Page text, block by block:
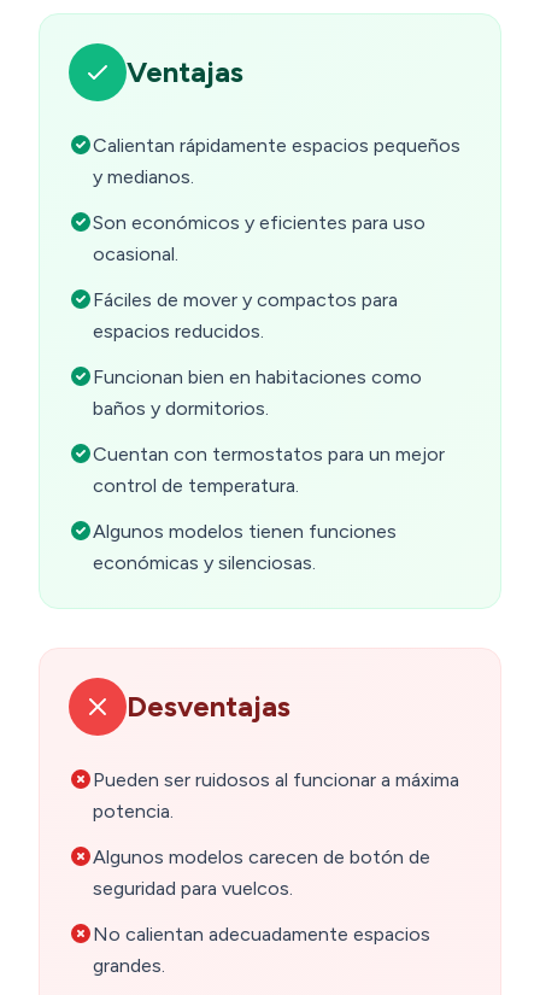
Ventajas
Calientan rápidamente espacios pequeños
y medianos.
Son económicos y eficientes para uso
ocasional.
Fáciles de mover y compactos para
espacios reducidos.
Funcionan bien en habitaciones como
baños y dormitorios.
Cuentan con termostatos para un mejor
control de temperatura.
Algunos modelos tienen funciones
económicas y silenciosas.
Desventajas
Pueden ser ruidosos al funcionar a máxima
potencia.
Algunos modelos carecen de botón de
seguridad para vuelcos.
No calientan adecuadamente espacios
grandes.